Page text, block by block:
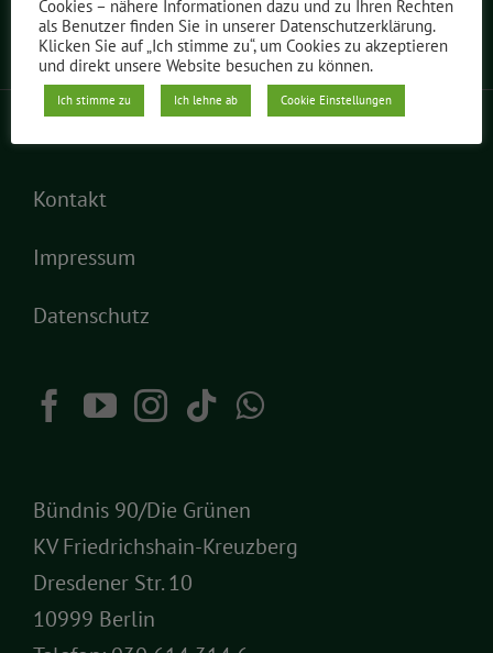
Grüne Europa
Kontakt
Impressum
Datenschutz
Bündnis 90/Die Grünen
KV Friedrichshain-Kreuzberg
Dresdener Str. 10
10999 Berlin
Cookies – nähere Informationen dazu und zu Ihren Rechten
als Benutzer finden Sie in unserer Datenschutzerklärung.
Klicken Sie auf „Ich stimme zu“, um Cookies zu akzeptieren
und direkt unsere Website besuchen zu können.
Ich stimme zu Ich lehne ab Cookie Einstellungen